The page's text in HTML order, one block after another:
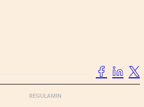
REGULAMIN